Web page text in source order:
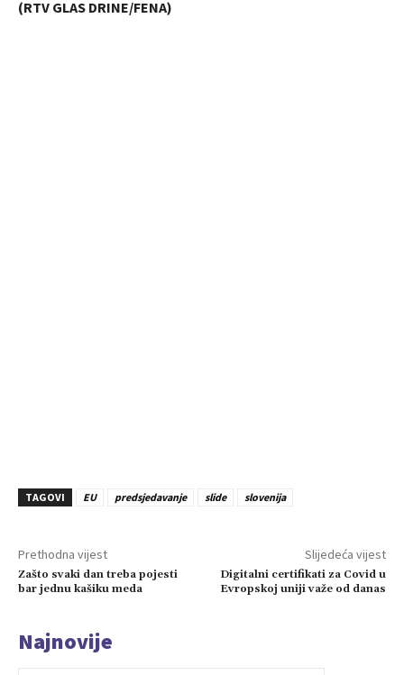
(RTV GLAS DRINE/FENA)
TAGOVI EU predsjedavanje slide slovenija
Prethodna vijest
Zašto svaki dan treba pojesti
bar jednu kašiku meda
Slijedeća vijest
Digitalni certifikati za Covid u
Evropskoj uniji važe od danas
Najnovije